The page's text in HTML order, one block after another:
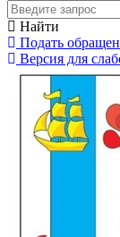
Найти
Подать
Версия для